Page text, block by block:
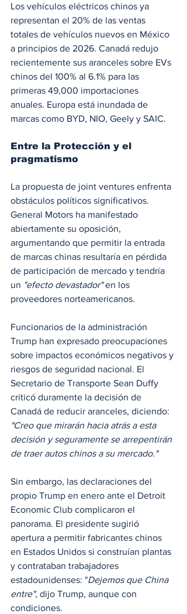
Los vehículos eléctricos chinos ya
representan el 20% de las ventas
totales de vehículos nuevos en México
a principios de 2026. Canadá redujo
recientemente sus aranceles sobre EVs
chinos del 100% al 6.1% para las
primeras 49,000 importaciones
anuales. Europa está inundada de
marcas como BYD, NIO, Geely y SAIC.
Entre la Protección y el
pragmatismo
La propuesta de joint ventures enfrenta
obstáculos políticos significativos.
General Motors ha manifestado
abiertamente su oposición,
argumentando que permitir la entrada
de marcas chinas resultaría en pérdida
de participación de mercado y tendría
un "efecto devastador" en los
proveedores norteamericanos.
Funcionarios de la administración
Trump han expresado preocupaciones
sobre impactos económicos negativos y
riesgos de seguridad nacional. El
Secretario de Transporte Sean Duffy
criticó duramente la decisión de
Canadá de reducir aranceles, diciendo:
"Creo que mirarán hacia atrás a esta
decisión y seguramente se arrepentirán
de traer autos chinos a su mercado."
Sin embargo, las declaraciones del
propio Trump en enero ante el Detroit
Economic Club complicaron el
panorama. El presidente sugirió
apertura a permitir fabricantes chinos
en Estados Unidos si construían plantas
y contrataban trabajadores
estadounidenses: "Dejemos que China
entre", dijo Trump, aunque con
condiciones.